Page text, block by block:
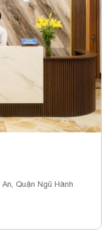
Quận Ngũ Hành